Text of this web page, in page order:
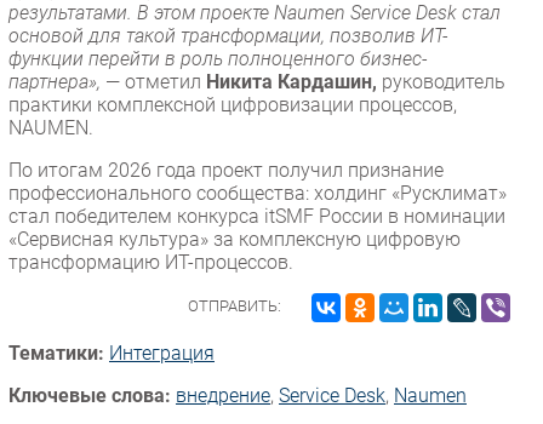
результатами. В этом проекте Naumen Service Desk стал
основой для такой трансформации, позволив ИТ-
функции перейти в роль полноценного бизнес-
партнера», — отметил Никита Кардашин, руководитель
практики комплексной цифровизации процессов,
NAUMEN.
По итогам 2026 года проект получил признание
профессионального сообщества: холдинг «Русклимат»
стал победителем конкурса itSMF России в номинации
«Сервисная культура» за комплексную цифровую
трансформацию ИТ-процессов.
ОТПРАВИТЬ:
Тематики: Интеграция
Ключевые слова: внедрение, Service Desk, Naumen